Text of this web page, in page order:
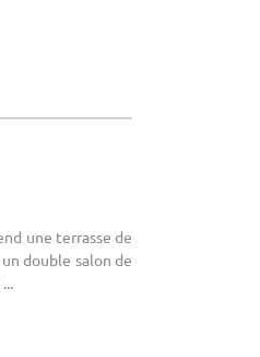
une terrasse de
double salon de